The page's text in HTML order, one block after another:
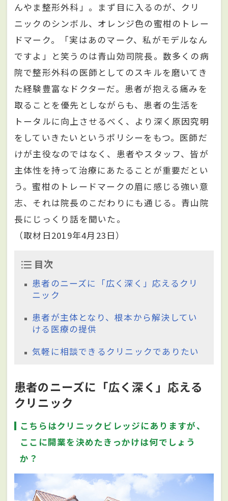
んやま整形外科」。まず目に入るのが、クリ
ニックのシンボル、オレンジ色の蜜柑のトレー
ドマーク。「実はあのマーク、私がモデルなん
ですよ」と笑うのは青山効司院長。数多くの病
院で整形外科の医師としてのスキルを磨いてき
た経験豊富なドクターだ。患者が抱える痛みを
取ることを優先としながらも、患者の生活を
トータルに向上させるべく、より深く原因究明
をしていきたいというポリシーをもつ。医師だ
けが主役なのではなく、患者やスタッフ、皆が
主体性を持って治療にあたることが重要だとい
う。蜜柑のトレードマークの眉に感じる強い意
志、それは院長のこだわりにも通じる。青山院
長にじっくり話を聞いた。
（取材日2019年4月23日）
目次
患者のニーズに「広く深く」応えるクリ
ニック
患者が主体となり、根本から解決してい
ける医療の提供
気軽に相談できるクリニックでありたい
患者のニーズに「広く深く」応える
クリニック
こちらはクリニックビレッジにありますが、
ここに開業を決めたきっかけは何でしょう
か？